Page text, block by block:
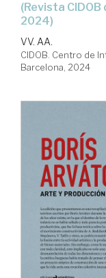
(Revista CIDOB d'Afers Internacionals, Nº 135, año
2024)
VV. AA.
CIDOB. Centro de
Barcelona, 2024